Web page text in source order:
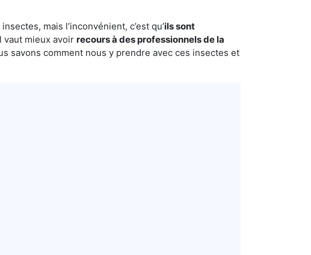
mais l’inconvénient, c’est qu’ils sont
vaut mieux avoir recours à des professionnels de la
savons comment nous y prendre avec ces insectes et